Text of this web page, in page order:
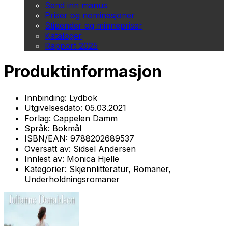
Send inn manus
Priser og nominasjoner
Stipender og minnepriser
Kataloger
Rapport 2025
Produktinformasjon
Innbinding: Lydbok
Utgivelsesdato: 05.03.2021
Forlag: Cappelen Damm
Språk: Bokmål
ISBN/EAN: 9788202689537
Oversatt av: Sidsel Andersen
Innlest av: Monica Hjelle
Kategorier: Skjønnlitteratur, Romaner,
Underholdningsromaner